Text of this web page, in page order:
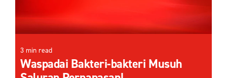
3 min read
Waspadai Bakteri-bakteri Musuh